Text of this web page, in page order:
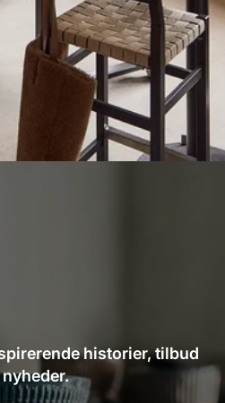
historier, tilbud